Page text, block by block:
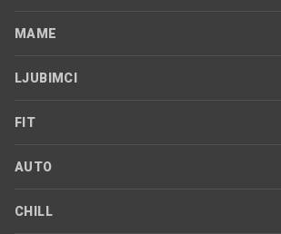
MAME
LJUBIMCI
FIT
AUTO
CHILL